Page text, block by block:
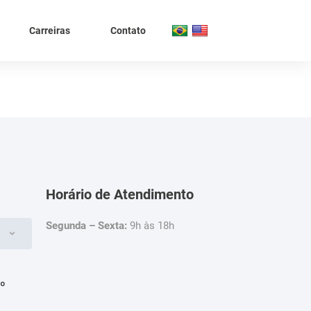
Carreiras Contato
Horário de Atendimento
Segunda – Sexta: 9h às 18h